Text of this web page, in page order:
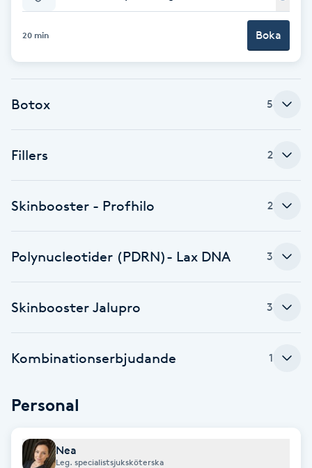
Balayage
Bambumassage
Barnklippning
Blowout
Brynformning
Brynplockning
Bröllopsuppsättning
20 min Boka
Botox 5
Fillers 2
Skinbooster - Profhilo 2
Polynucleotider (PDRN)- Lax DNA 3
Skinbooster Jalupro 3
Kombinationserbjudande 1
Personal
Nea
Leg. specialistsjuksköterska